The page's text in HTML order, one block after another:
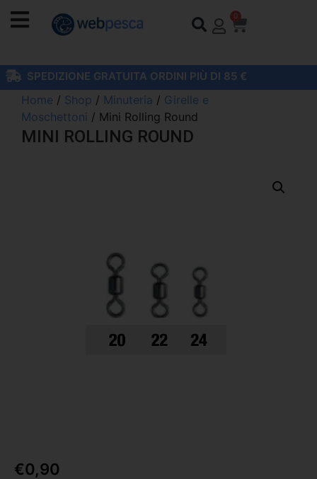
0
SPEDIZIONE GRATUITA ORDINI PIÙ DI 85 €
Home / Shop / Minuteria / Girelle e
Moschettoni / Mini Rolling Round
MINI ROLLING ROUND
€0,90